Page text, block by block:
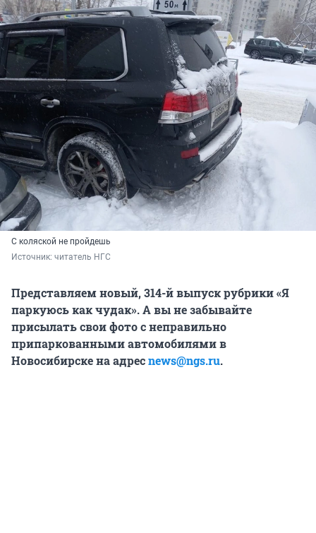
С коляской не пройдешь
Источник: читатель НГС
Представляем новый, 314-й выпуск рубрики «Я
паркуюсь как чудак».А вы незабывайте
присылать свои фото с неправильно
припаркованными автомобилями в
Новосибирскена адресnews@ngs.ru.